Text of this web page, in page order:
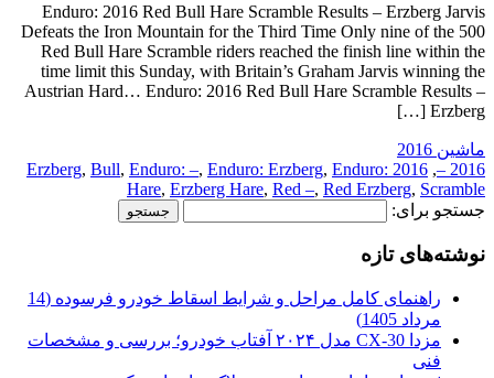
Enduro: 2016 Red Bull Hare Scramble Results – Erzberg Jarvis
Defeats the Iron Mountain for the Third Time Only nine of the 500
Red Bull Hare Scramble riders reached the finish line within the
time limit this Sunday, with Britain’s Graham Jarvis winning the
Austrian Hard… Enduro: 2016 Red Bull Hare Scramble Results –
Erzberg […]
ماشین 2016
2016 –
,
2016 Erzberg
, Bull, Enduro: –, Enduro: Erzberg, Enduro:
Hare, Erzberg Hare, Red –, Red Erzberg, Scramble
جستجو برای:
نوشته‌های تازه
راهنمای کامل مراحل و شرایط اسقاط خودرو فرسوده (14
مرداد 1405)
مزدا CX-30 مدل ۲۰۲۴ آفتاب خودرو؛ بررسی و مشخصات
فنی